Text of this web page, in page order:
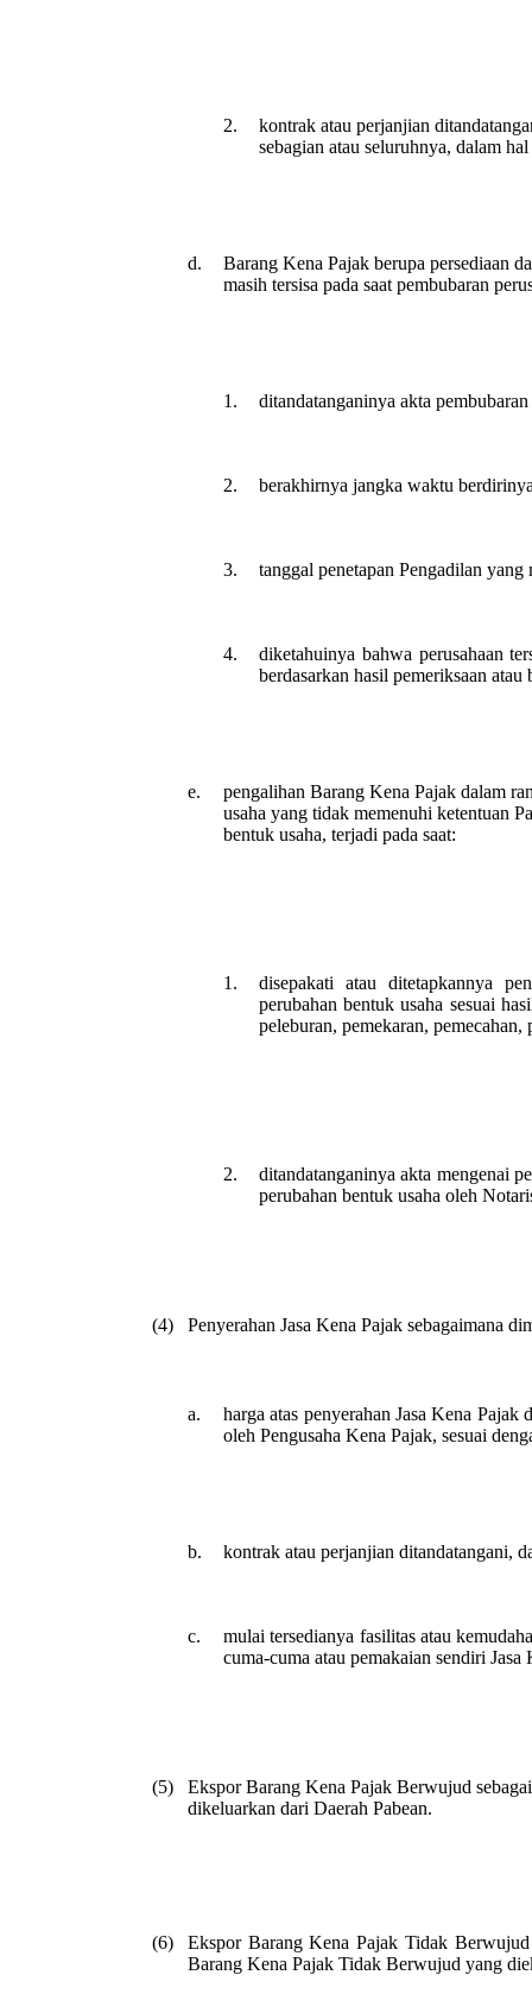
2.
kontrak atau perjanjian
sebagian atau seluruhnya, dalam
d.
Barang Kena Pajak berupa persediaan
masih tersisa pada saat pembubaran
1. ditandatanganinya akta
2. berakhirnya jangka waktu
3. tanggal penetapan Pengadilan
4.
diketahuinya bahwa perusahaan
berdasarkan hasil pemeriksaan
e.
pengalihan Barang Kena Pajak dalam
usaha yang tidak memenuhi ketentuan
bentuk usaha, terjadi pada saat:
1.
disepakati atau ditetapkannya
perubahan bentuk usaha sesuai
peleburan, pemekaran,
2.
ditandatanganinya akta mengenai
perubahan bentuk usaha oleh
(4) Penyerahan Jasa Kena Pajak sebagaimana
a.
harga atas penyerahan Jasa Kena
oleh Pengusaha Kena Pajak, sesuai
b. kontrak atau perjanjian ditandatangani,
c.
mulai tersedianya fasilitas atau
cuma-cuma atau pemakaian sendiri Jasa
(5)
Ekspor Barang Kena Pajak Berwujud
dikeluarkan dari Daerah Pabean.
(6)
Ekspor Barang Kena Pajak Tidak Berwujud
Barang Kena Pajak Tidak Berwujud yang